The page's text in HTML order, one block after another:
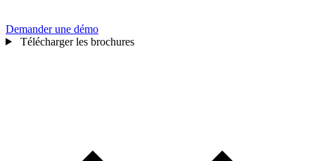
Demander une démo
Télécharger les brochures